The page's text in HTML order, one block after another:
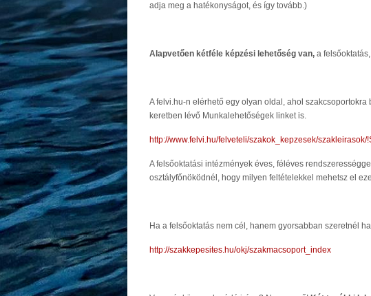
adja meg a hatékonyságot, és így tovább.)
Alapvetően kétféle képzési lehetőség van, a
A felvi.hu-n elérhető egy olyan oldal, ahol
keretben lévő Munkalehetőségek linket is.
http://www.felvi.hu/felveteli/szakok_kepzesek/
A felsőoktatási intézmények éves, féléves
osztályfőnöködnél, hogy milyen feltételekkel mehetsz el
Ha a felsőoktatás nem cél, hanem gyorsabban szeretnél
http://szakkepesites.hu/okj/szakmacsoport_index